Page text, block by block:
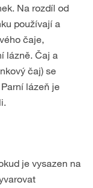
Na rozdíl od
používají a
čaje,
lázně. Čaj a
čaj) se
lázeň je
je vysazen na